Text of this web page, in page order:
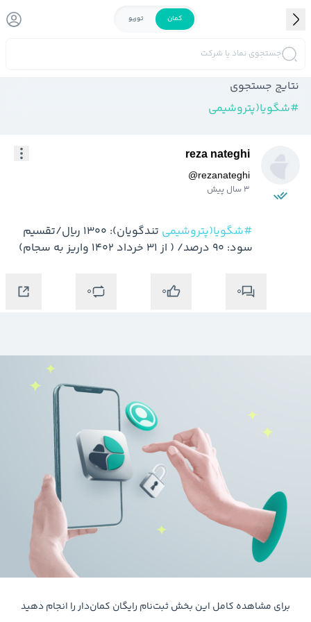
کمان توربو
جستجوی نماد یا شرکت
نتایج جستجوی
#شگویا(پتروشیمی
reza nateghi
@rezanateghi
3 سال پیش
#شگویا(پتروشیمی
سود: 90 درصد/ ( از 31 خرداد 1402 واریز به سجام)
0
0
0
برای مشاهده کامل این بخش ثبت‌نام رایگان کمان‌دار را انجام دهید